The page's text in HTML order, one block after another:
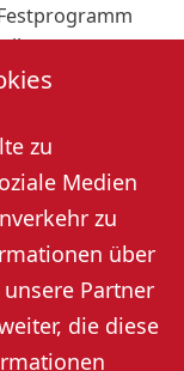
zu
Medien
zu
über
Partner
die diese
es unter
gibt es auch
Uhr. Der
Uhr stattfinden.
Team des
e.V.